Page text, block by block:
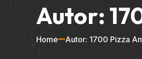
Autor:
Home Autor: 1700 Pizza